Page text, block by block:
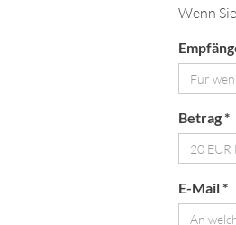
Wenn
Betrag *
E-Mail *